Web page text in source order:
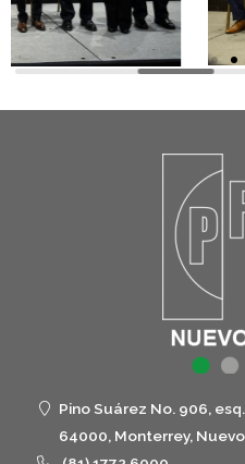
Pino Suárez No. 906,
64000, Monterrey,